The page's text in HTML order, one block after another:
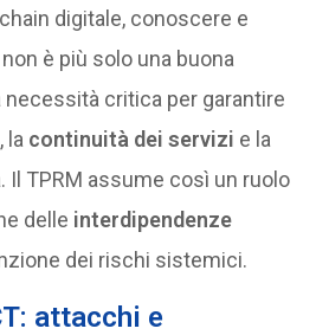
digitale, conoscere e
è più solo una buona
necessità critica per garantire
, la continuità dei servizi e la
. Il TPRM assume così un ruolo
delle interdipendenze
dei rischi sistemici.
attacchi e